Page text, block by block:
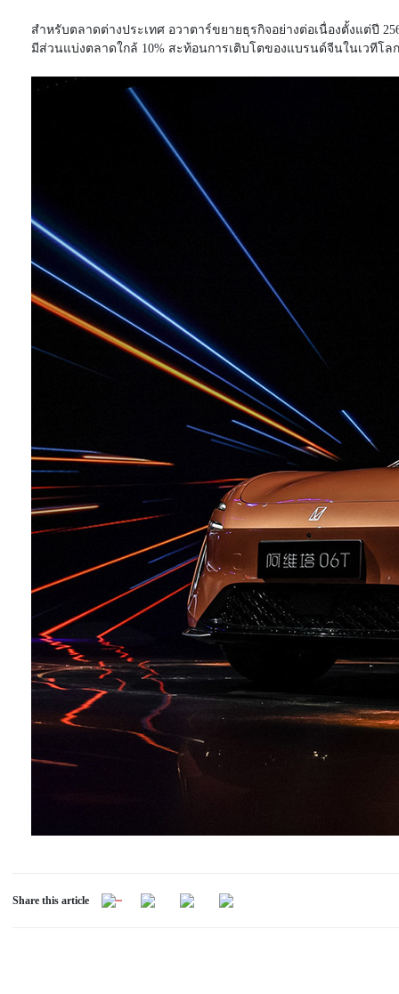
สำหรับตลาดต่างประเทศ อวาตาร์ขยายธุรกิจอย่างต่อเนื่องตั้งแต่ปี
มีส่วนแบ่งตลาดใกล้ 10% สะท้อนการเติบโตของแบรนด์จีนในเวทีโล
Share this article